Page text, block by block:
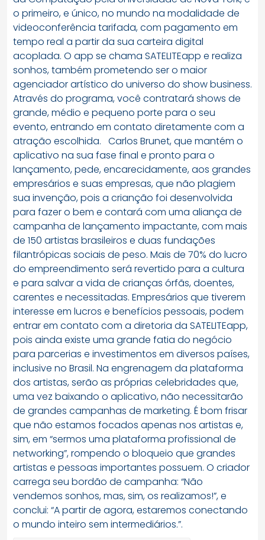
o primeiro, e único, no mundo na modalidade de
videoconferência tarifada, com pagamento em
tempo real a partir da sua carteira digital
acoplada. O app se chama SATELITEapp e realiza
sonhos, também prometendo ser o maior
agenciador artístico do universo do show business.
Através do programa, você contratará shows de
grande, médio e pequeno porte para o seu
evento, entrando em contato diretamente com a
atração escolhida. Carlos Brunet, que mantém o
aplicativo na sua fase final e pronto para o
lançamento, pede, encarecidamente, aos grandes
empresários e suas empresas, que não plagiem
sua invenção, pois a crianção foi desenvolvida
para fazer o bem e contará com uma aliança de
campanha de lançamento impactante, com mais
de 150 artistas brasileiros e duas fundações
filantrópicas sociais de peso. Mais de 70% do lucro
do empreendimento será revertido para a cultura
e para salvar a vida de crianças órfãs, doentes,
carentes e necessitadas. Empresários que tiverem
interesse em lucros e benefícios pessoais, podem
entrar em contato com a diretoria da SATELITEapp,
pois ainda existe uma grande fatia do negócio
para parcerias e investimentos em diversos países,
inclusive no Brasil. Na engrenagem da plataforma
dos artistas, serão as próprias celebridades que,
uma vez baixando o aplicativo, não necessitarão
de grandes campanhas de marketing. É bom frisar
que não estamos focados apenas nos artistas e,
sim, em “sermos uma plataforma profissional de
networking”, rompendo o bloqueio que grandes
artistas e pessoas importantes possuem. O criador
carrega seu bordão de campanha: “Não
vendemos sonhos, mas, sim, os realizamos!”, e
conclui: “A partir de agora, estaremos conectando
o mundo inteiro sem intermediários.”.